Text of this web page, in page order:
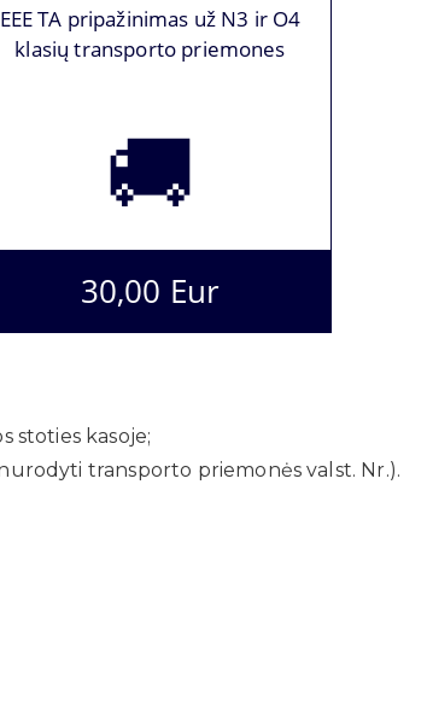
EEE TA pripažinimas už N3 ir O4
klasių transporto priemones
🚚
30,00 Eur
stoties kasoje;
transporto priemonės valst. Nr.).